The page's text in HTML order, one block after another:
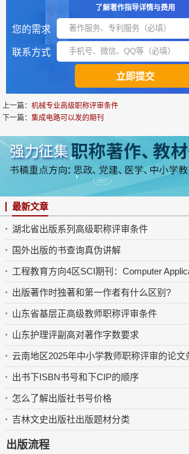
了解著作指导详情与费用
您的需求
联系方式
上一篇：机械专业高级职称评审条件
下一篇：集成电路可以发的期刊
最新文章
湖北省出版系列高级职称评审条件
国外出版的书查询真伪讲解
工程教育方向4区SCI期刊：Computer
出版著作时独著和第一作者有什么区别?
山东省基层正高级教师职称评审条件
山东护理评副高对著作字数要求
云南地区2025年中小学教师职称评审的论文
出书下ISBN书号和下CIP的顺序
怎么了解出版社书号价格
吉林文史出版社出版题材分类
出版流程